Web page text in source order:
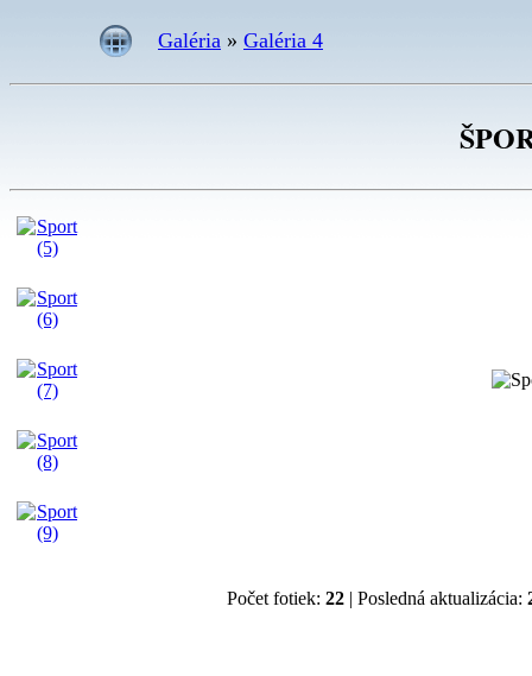
Galéria » Galéria 4
Počet fotiek: 22| Posledná aktualizácia: